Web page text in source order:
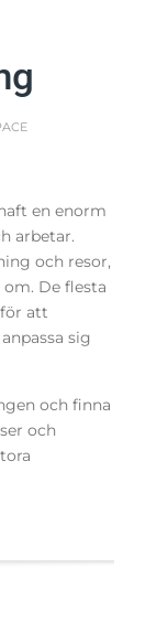
en enorm
arbetar.
och resor,
De flesta
att
sig
och finna
och